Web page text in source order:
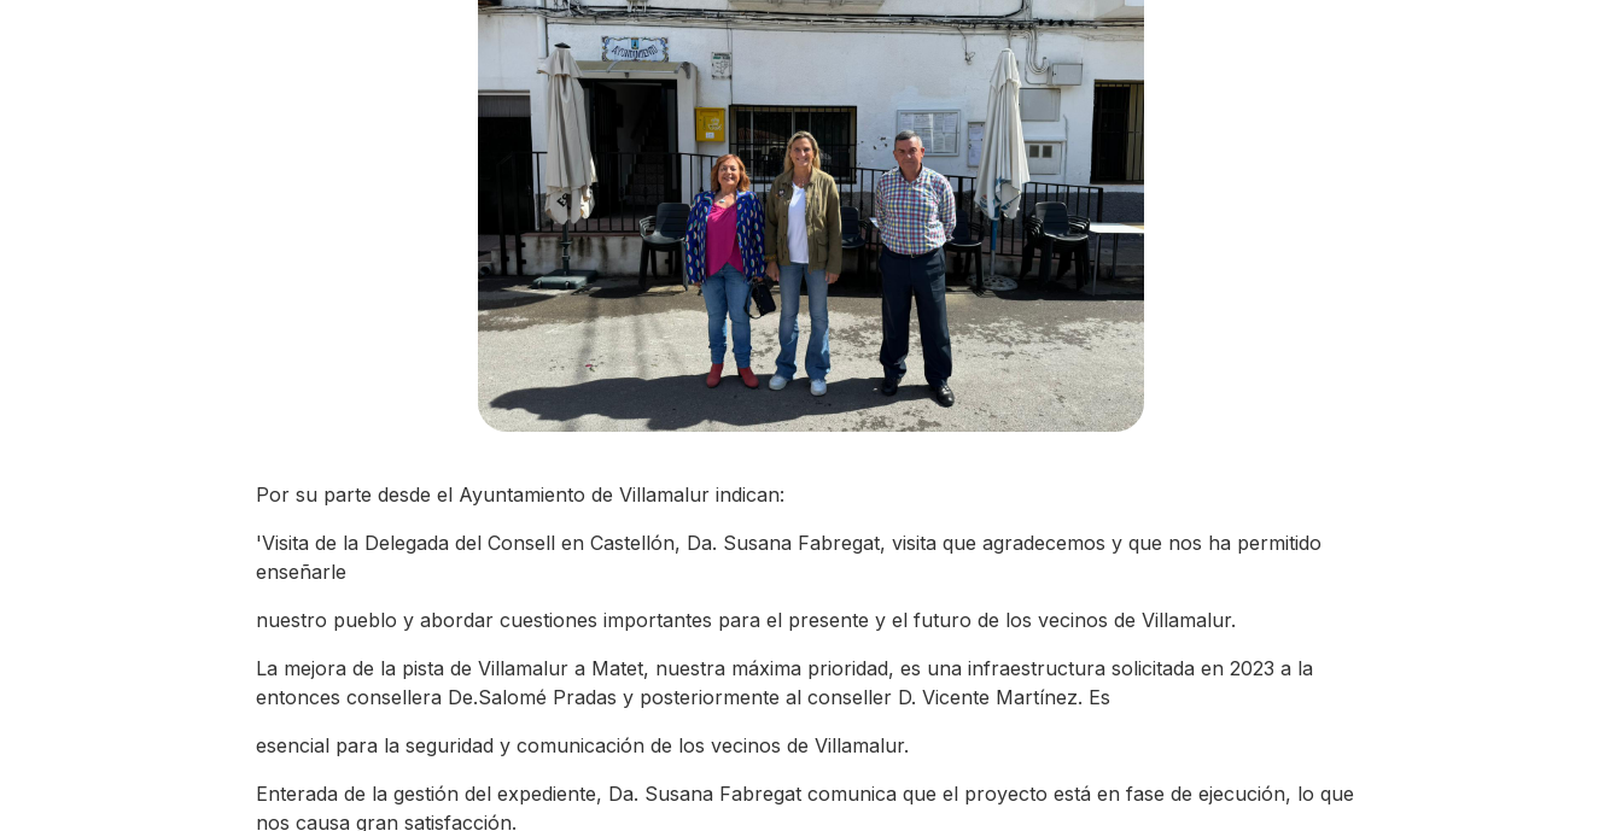
Por su parte desde el Ayuntamiento de Villamalur indican:
'Visita de la Delegada del Consell en Castellón, Da. Susana Fabregat, visita que agradecemos y que nos ha permitido
enseñarle
nuestro pueblo y abordar cuestiones importantes para el presente y el futuro de los vecinos de Villamalur.
La mejora de la pista de Villamalur a Matet, nuestra máxima prioridad, es una infraestructura solicitada en 2023 a la
entonces consellera De.Salomé Pradas y posteriormente al conseller D. Vicente Martínez. Es
esencial para la seguridad y comunicación de los vecinos de Villamalur.
Enterada de la gestión del expediente, Da. Susana Fabregat comunica que el proyecto está en fase de ejecución, lo que
nos causa gran satisfacción.